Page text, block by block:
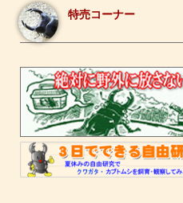
特売コーナー